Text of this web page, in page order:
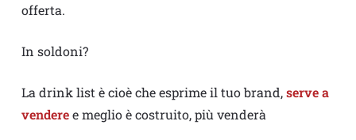
offerta.
In soldoni?
La drink list è cioè che esprime il tuo brand,serve a
venderee meglio è costruito, più venderà